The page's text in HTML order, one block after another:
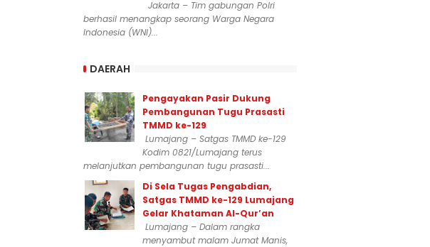
Jakarta – Tim gabungan Polri
berhasil menangkap seorang Warga Negara
Indonesia (WNI)...
DAERAH
Pengayakan Pasir Dukung
Pembangunan Tugu Prasasti
TMMD ke-129
Lumajang – Satgas TMMD ke-129
Kodim 0821/Lumajang terus
melanjutkan pembangunan tugu prasasti...
Di Sela Tugas Pengabdian,
Satgas TMMD ke-129 Lumajang
Gelar Khataman Al-Qur’an
Lumajang – Dalam rangka
menyambut malam Jumat Manis,